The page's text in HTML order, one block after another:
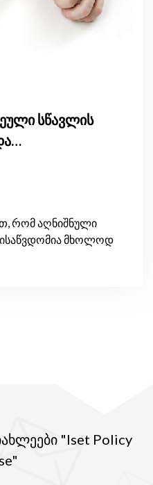
სწავლის
რომ აღნიშნული
მხოლოდ
"Iset Policy